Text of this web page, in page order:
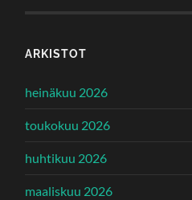
ARKISTOT
heinäkuu 2026
toukokuu 2026
huhtikuu 2026
maaliskuu 2026